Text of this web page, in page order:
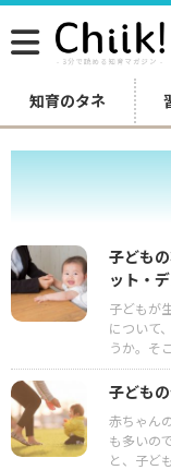
知育のタネ
子ども
ット・
子どもが
について
うか。そ
子ども
赤ちゃん
も多いの
と、子ど